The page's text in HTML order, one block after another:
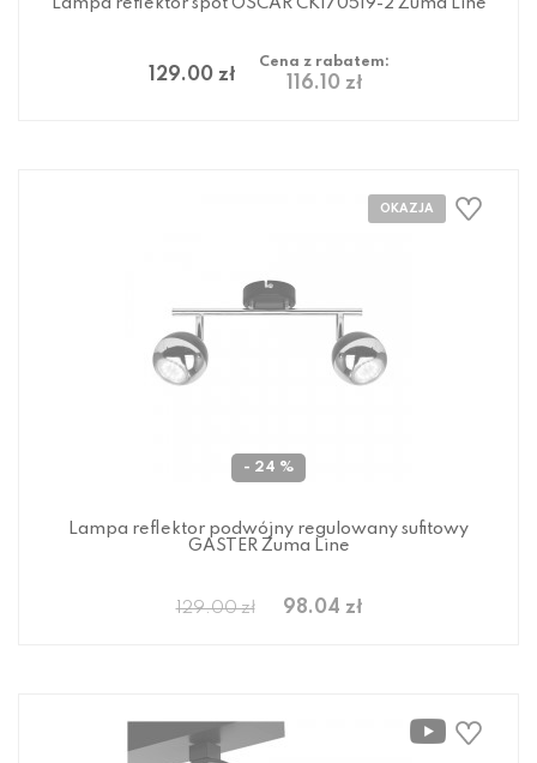
Lampa reflektor spot OSCAR CK170519-2 Zuma Line
129.00 zł
Cena z rabatem:
116.10 zł
- 24 %
Lampa reflektor podwójny regulowany sufitowy
GASTER Zuma Line
129.00 zł 98.04 zł